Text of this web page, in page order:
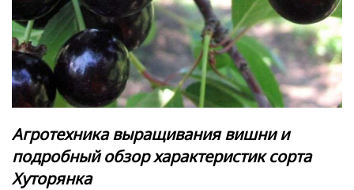
Агротехника выращивания вишни и
подробный обзор характеристик сорта
Хуторянка